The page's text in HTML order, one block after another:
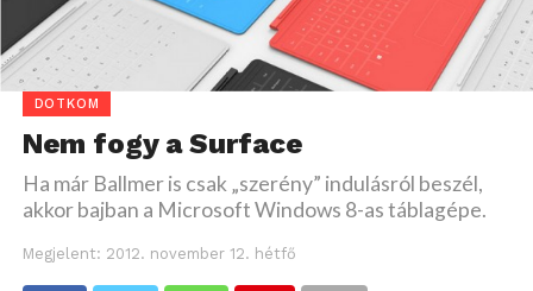
DOTKOM
Nem fogy a Surface
Ha már Ballmer is csak „szerény” indulásról beszél,
akkor bajban a Microsoft Windows 8-as táblagépe.
Megjelent: 2012. november 12. hétfő